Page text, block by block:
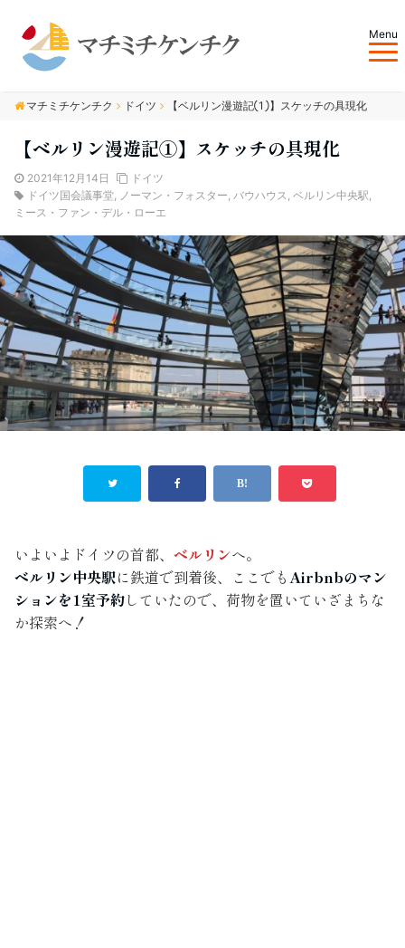
Menu
マチミチケンチク ドイツ 【ベルリン漫遊記①】スケッチの具現化
【ベルリン漫遊記①】スケッチの具現化
2021年12月14日
ドイツ
ドイツ国会議事堂, ノーマン・フォスター, バウハウス, ベルリン中央駅,
ミース・ファン・デル・ローエ
いよいよドイツの首都、 ベルリンへ。
ベルリン中央駅に鉄道で到着後、ここでも Airbnbのマン
ションを1室予約していたので、荷物を置いていざまちな
か探索へ！